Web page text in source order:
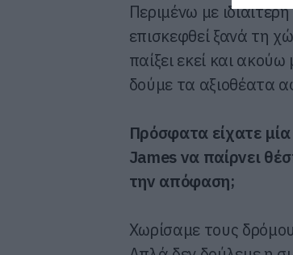
Περιμένω με
επισκεφθεί ξανά τη
παίξει εκεί και
δούμε τα αξιοθέατα
Πρόσφατα είχατε
James να παίρνει
την απόφαση;
Χωρίσαμε τους